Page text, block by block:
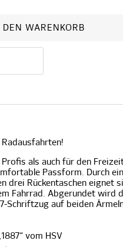
DEN WARENKORB
als auch für den
Passform. Durch
drei Rückentaschen eignet
Fahrrad. Abgerundet wird
Schriftzug auf beiden
vom HSV